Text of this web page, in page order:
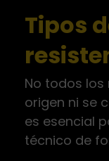
Tipos
No todos los
origen ni se
es esencial
técnico de